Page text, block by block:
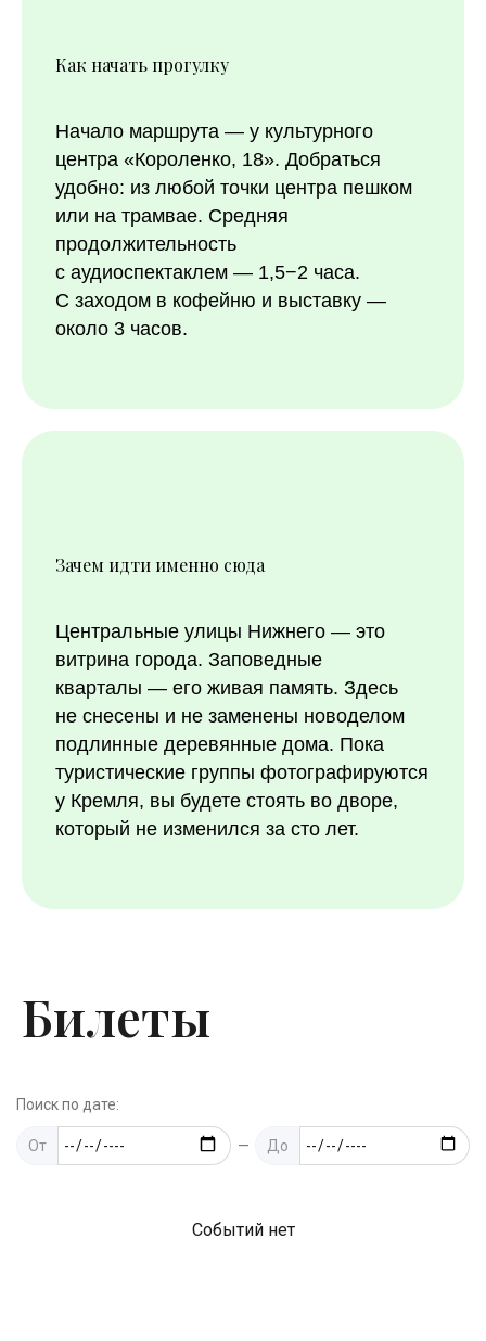
Как начать прогулку
Начало маршрута — у культурного
центра «Короленко, 18». Добраться
удобно: из любой точки центра пешком
или на трамвае. Средняя
продолжительность
с аудиоспектаклем — 1,5−2 часа.
С заходом в кофейню и выставку —
около 3 часов.
Зачем идти именно сюда
Центральные улицы Нижнего — это
витрина города. Заповедные
кварталы — его живая память. Здесь
не снесены и не заменены новоделом
подлинные деревянные дома. Пока
туристические группы фотографируются
у Кремля, вы будете стоять во дворе,
который не изменился за сто лет.
Билеты